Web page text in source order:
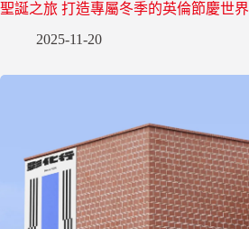
聖誕之旅 打造專屬冬季的英倫節慶世界
2025-11-20